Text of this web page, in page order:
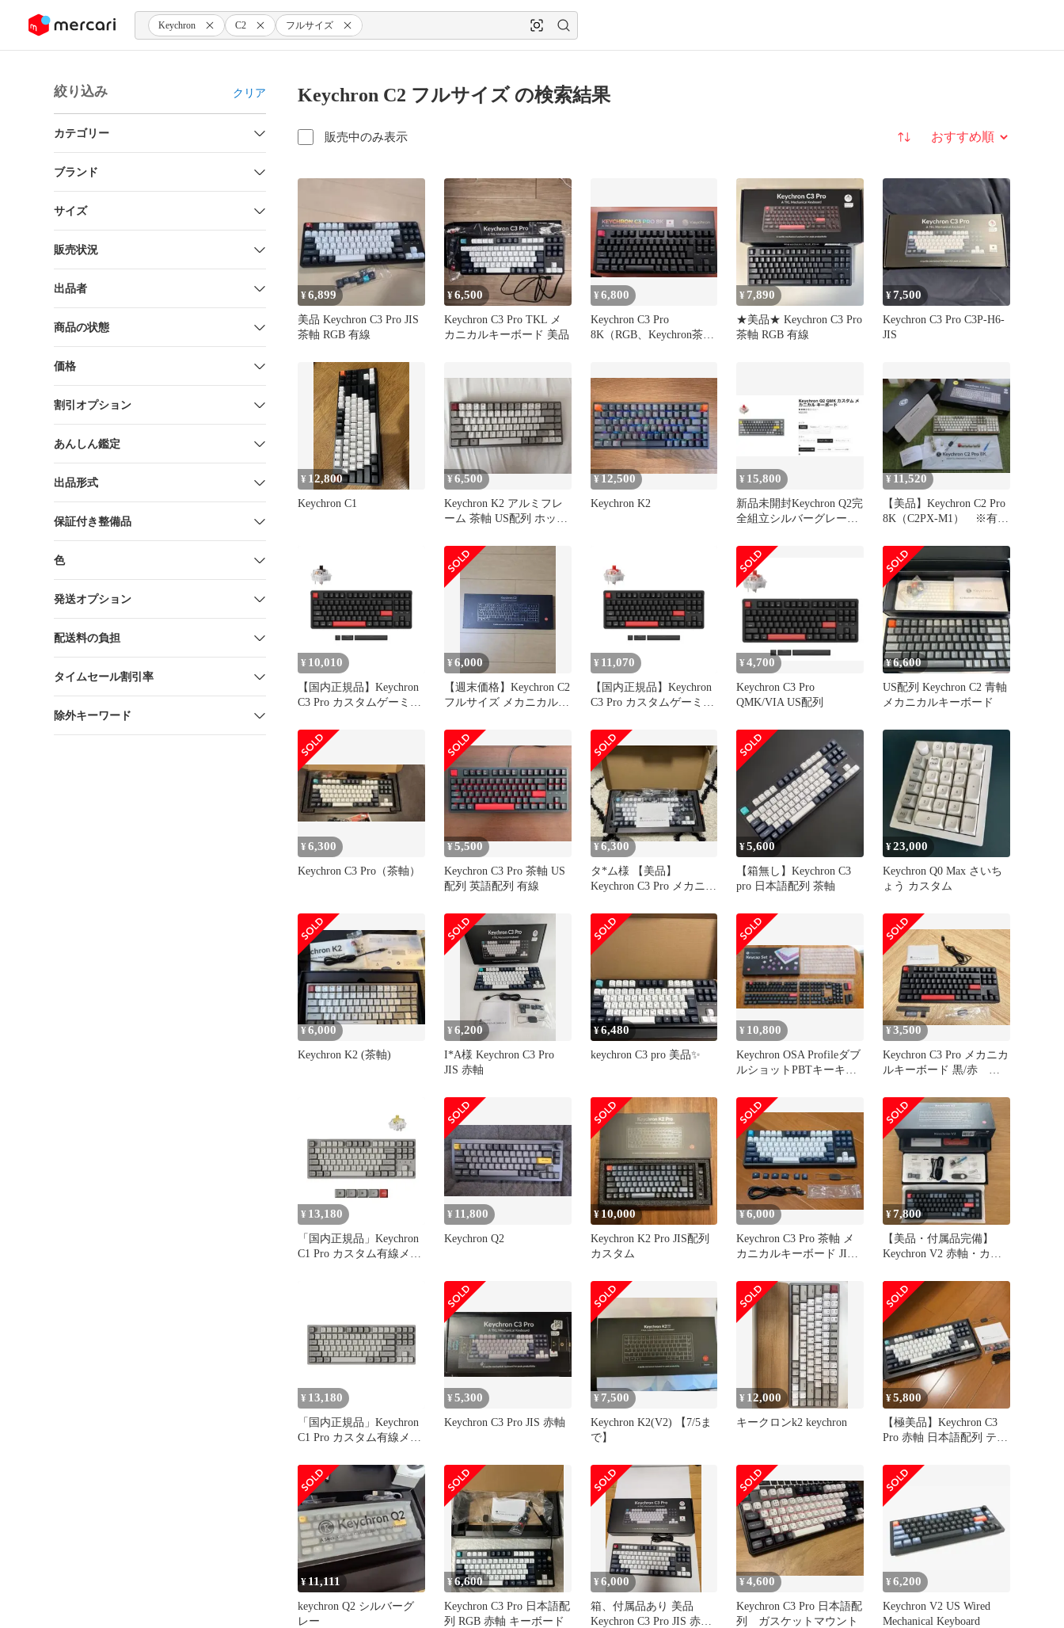
ツにスキップ Keychron C2 フルサイズ
絞り込み クリア
カテゴリー
ブランド
サイズ
販売状況
出品者
商品の状態
価格
割引オプション
あんしん鑑定
出品形式
保証付き整備品
色
発送オプション
配送料の負担
タイムセール割引率
除外キーワード
Keychron C2 フルサイズ の検索結果
販売中のみ表示 並び替え
¥6,899
美品 Keychron C3 Pro JIS
茶軸 RGB 有線
¥6,500
Keychron C3 Pro TKL メ
カニカルキーボード 美品
¥6,800
Keychron C3 Pro
8K（RGB、Keychron茶
¥ 7,890
★美品★ Keychron C3 Pro
茶軸 RGB 有線
¥7,500
Keychron C3 Pro C3P-H6-
JIS
¥ 12,800
Keychron C1
¥6,500
Keychron K2 アルミフレ
ーム 茶軸 US配列 ホット
¥ 12,500
Keychron K2
¥ 15,800
新品未開封Keychron Q2完
全組立シルバーグレーB
¥ 11,520
【美品】Keychron C2 Pro
8K（C2PX-M1） ※有線
¥ 10,010
【国内正規品】Keychron
C3 Pro カスタムゲーミン
トテンキーレスレイアウ
ト/USレイアウト/赤色
LEDバックライト/有線接
続メカニカルキーボード/
ガスケットマウント/Mac
Windows Linux対応
(Keychrone
¥6,000
【週末価格】Keychron C2
フルサイズ メカニカルキ
¥ 11,070
【国内正規品】Keychron
C3 Pro カスタムゲーミン
トテンキーレスレイアウ
ト/USレイアウト/赤色
LEDバックライト/有線接
続メカニカルキーボード/
ガスケットマウント/Mac
Windows Linux対応 (
872ff950
¥4,700
Keychron C3 Pro
QMK/VIA US配列
¥6,600
US配列 Keychron C2 青軸
メカニカルキーボード
¥6,300
Keychron C3 Pro（茶軸）
¥5,500
Keychron C3 Pro 茶軸 US
配列 英語配列 有線
¥6,300
タ*ム様 【美品】
Keychron C3 Pro メカニカ
¥5,600
【箱無し】Keychron C3
pro 日本語配列 茶軸
¥23,000
Keychron Q0 Max さいち
ょう カスタム
¥6,000
Keychron K2 (茶軸)
¥6,200
I*A様 Keychron C3 Pro
JIS 赤軸
¥6,480
keychron C3 pro 美品✨
¥ 10,800
Keychron OSA Profileダブ
ルショットPBTキーキャ
¥3,500
Keychron C3 Pro メカニカ
ルキーボード 黒/赤 茶
¥ 13,180
「国内正規品」Keychron
C1 Pro カスタム有線メカ
グラマブル PBTキーキャ
ップ RGBバックライト K
Pro スイッチ ホe
¥ 11,800
Keychron Q2
¥10,000
Keychron K2 Pro JIS配列
カスタム
¥6,000
Keychron C3 Pro 茶軸 メ
カニカルキーボード JIS
¥7,800
【美品・付属品完備】
Keychron V2 赤軸・カー
¥ 13,180
「国内正規品」Keychron
C1 Pro カスタム有線メカ
イアウト Mac・Wins・
Linux ホワイト 赤軸 |
QMK/VIA TKL配列 プロ
グラマブル PBTキーキャ
ップ RGBバックライト K
Pro スイッチ ホットe
¥5,300
Keychron C3 Pro JIS 赤軸
¥ 7,500
Keychron K2(V2) 【7/5ま
で】
¥ 12,000
キークロンk2 keychron
¥5,800
【極美品】Keychron C3
Pro 赤軸 日本語配列 テン
¥11,111
keychron Q2 シルバーグ
レー
¥6,600
Keychron C3 Pro 日本語配
列 RGB 赤軸 キーボード
¥6,000
箱、付属品あり 美品
Keychron C3 Pro JIS 赤軸
¥4,600
Keychron C3 Pro 日本語配
列 ガスケットマウント
¥6,200
Keychron V2 US Wired
Mechanical Keyboard